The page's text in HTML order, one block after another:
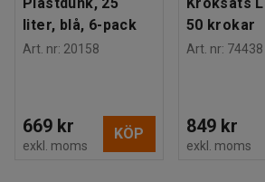
liter, blå, 6-pack
Art. nr: 20158
669 kr
exkl. moms
KÖP
50 krokar
Art. nr: 74438
849 kr
exkl. moms